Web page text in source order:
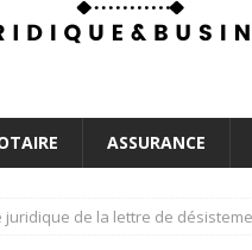
ASSURANCE
de la lettre de